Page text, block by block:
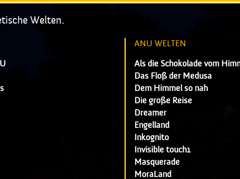
Welten.
ANU WELTEN
Als die Schokolade vom
Das Floß der Medusa
Dem Himmel so nah
Die große Reise
Dreamer
Engelland
Inkognito
Invisible touch1
Masquerade
MoraLand